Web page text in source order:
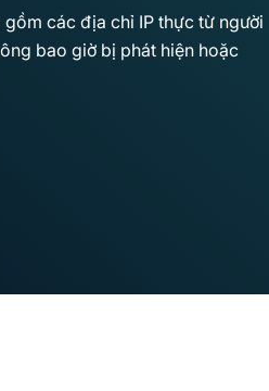
các địa chỉ IP thực từ người
bao giờ bị phát hiện hoặc